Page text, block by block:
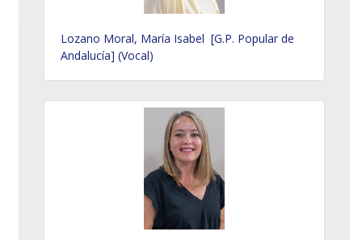
Lozano Moral, María Isabel [G.P. Popular de
Andalucía] (Vocal)